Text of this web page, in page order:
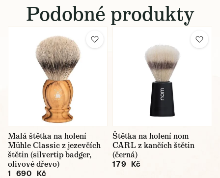
Podobné produkty
Malá štětka na holení
Mühle Classic z jezevčích
štětin (silvertip badger,
olivové dřevo)
1 690 Kč
Štětka na holení nom
CARL z kančích štětin
(černá)
179 Kč